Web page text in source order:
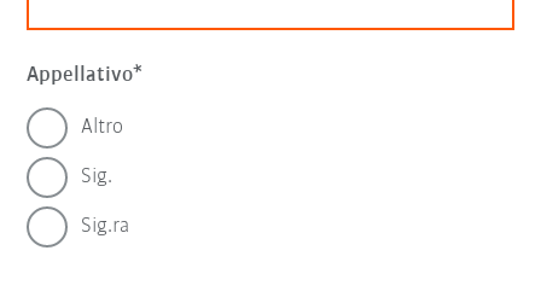
Appellativo
Altro
Sig.
Sig.ra